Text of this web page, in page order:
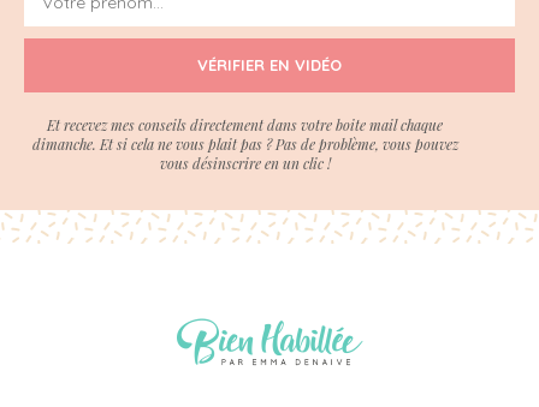
VÉRIFIER EN VIDÉO
Et recevez mes conseils directement dans votre boite mail chaque
dimanche. Et si cela ne vous plait pas ? Pas de problème, vous pouvez
vous désinscrire en un clic !